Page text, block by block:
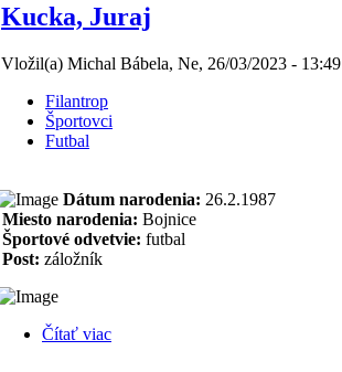
Kucka, Juraj
Vložil(a) Michal Bábela, Ne, 26/03/2023 - 13:49
Filantrop
Športovci
Futbal
Dátum narodenia: 26.2.1987
Miesto narodenia: Bojnice
Športové odvetvie: futbal
Post: záložník
Čítať viac